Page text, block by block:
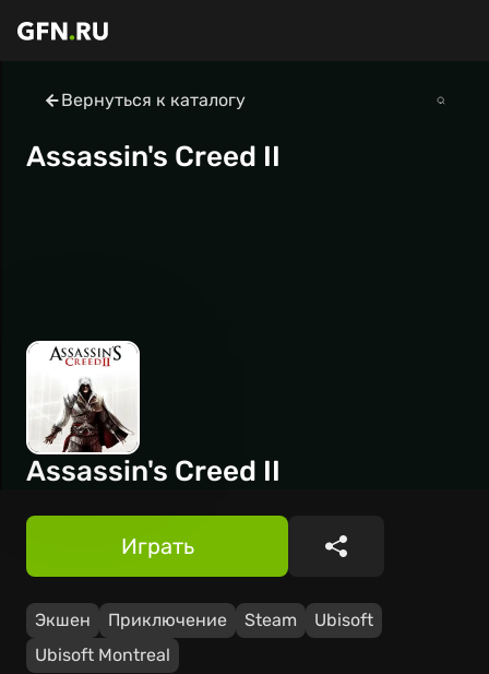
Вернуться к каталогу
Assassin's Creed II
Assassin's Creed II
Экшен Приключение Steam
Ubisoft
Ubisoft Montreal
Играть Поделиться